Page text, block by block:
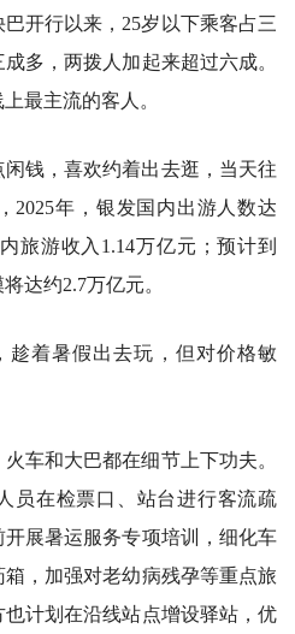
开行以来，25岁以下乘客占三
多，两拨人加起来超过六成。
最主流的客人。
钱，喜欢约着出去逛，当天往
2025年，银发国内出游人数达
旅游收入1.14万亿元；预计到
达约2.7万亿元。
趁着暑假出去玩，但对价格敏
车和大巴都在细节上下功夫。
员在检票口、站台进行客流疏
展暑运服务专项培训，细化车
，加强对老幼病残孕等重点旅
计划在沿线站点增设驿站，优